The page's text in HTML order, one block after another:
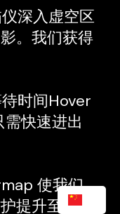
深入虚空区
。我们获得
时间Hover
快速进出
使我们
提升至全新